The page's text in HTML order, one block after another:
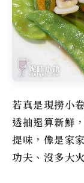
若真是現撈小
透抽還算新鮮
提味，像是家
功夫、沒多大